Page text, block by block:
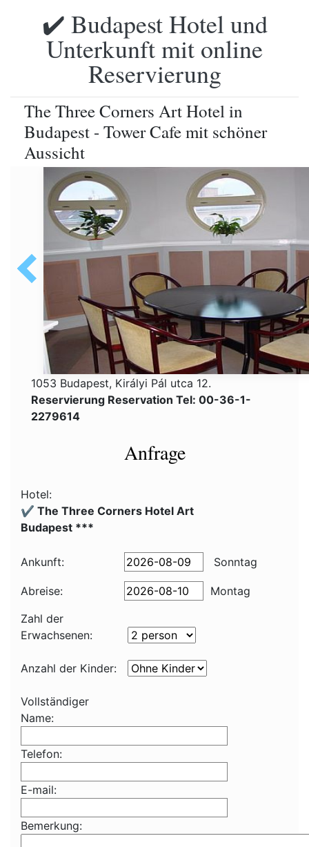
✔️ Budapest Hotel und
Unterkunft mit online
Reservierung
The Three Corners Art Hotel in
Budapest - Tower Cafe mit schöner
Aussicht
1053 Budapest, Királyi Pál utca 12.
Reservierung Reservation Tel: 00-36-1-
2279614
Anfrage
Hotel:
✔️ The Three Corners Hotel Art
Budapest ***
Ankunft: Sonntag
Abreise:
Montag
Zahl der
Erwachsenen:
Anzahl der Kinder:
Vollständiger
Name:
Telefon:
E-mail:
Bemerkung: